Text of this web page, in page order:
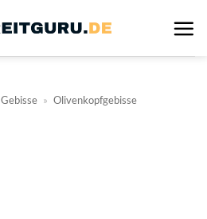
Gebisse » Olivenkopfgebisse